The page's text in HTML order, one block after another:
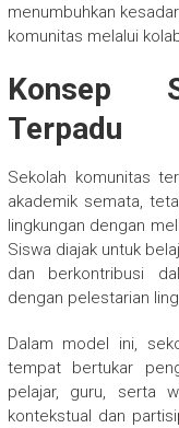
menumbuhkan
komunitas melalui
Konsep
Terpadu
Sekolah komunitas
akademik semata,
lingkungan dengan
Siswa diajak untuk
dan berkontribusi
dengan pelestarian
Dalam model ini,
tempat bertukar
pelajar, guru, serta
kontekstual dan